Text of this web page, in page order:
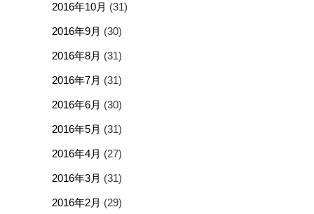
2016年10月 (31)
2016年9月 (30)
2016年8月 (31)
2016年7月 (31)
2016年6月 (30)
2016年5月 (31)
2016年4月 (27)
2016年3月 (31)
2016年2月 (29)